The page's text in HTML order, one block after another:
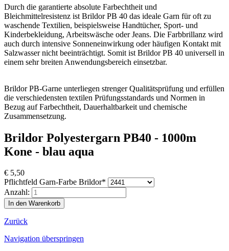
Durch die garantierte absolute Farbechtheit und
Bleichmittelresistenz ist Brildor PB 40 das ideale Garn für oft zu
waschende Textilien, beispielsweise Handtücher, Sport- und
Kinderbekleidung, Arbeitswäsche oder Jeans. Die Farbbrillanz wird
auch durch intensive Sonneneinwirkung oder häufigen Kontakt mit
Salzwasser nicht beeinträchtigt. Somit ist Brildor PB 40 universell in
einem sehr breiten Anwendungsbereich einsetzbar.
Brildor PB-Garne unterliegen strenger Qualitätsprüfung und erfüllen
die verschiedensten textilen Prüfungsstandards und Normen in
Bezug auf Farbechtheit, Dauerhaltbarkeit und chemische
Zusammensetzung.
Brildor Polyestergarn PB40 - 1000m
Kone - blau aqua
€ 5,50
Pflichtfeld Garn-Farbe Brildor*
Anzahl:
Zurück
Navigation überspringen